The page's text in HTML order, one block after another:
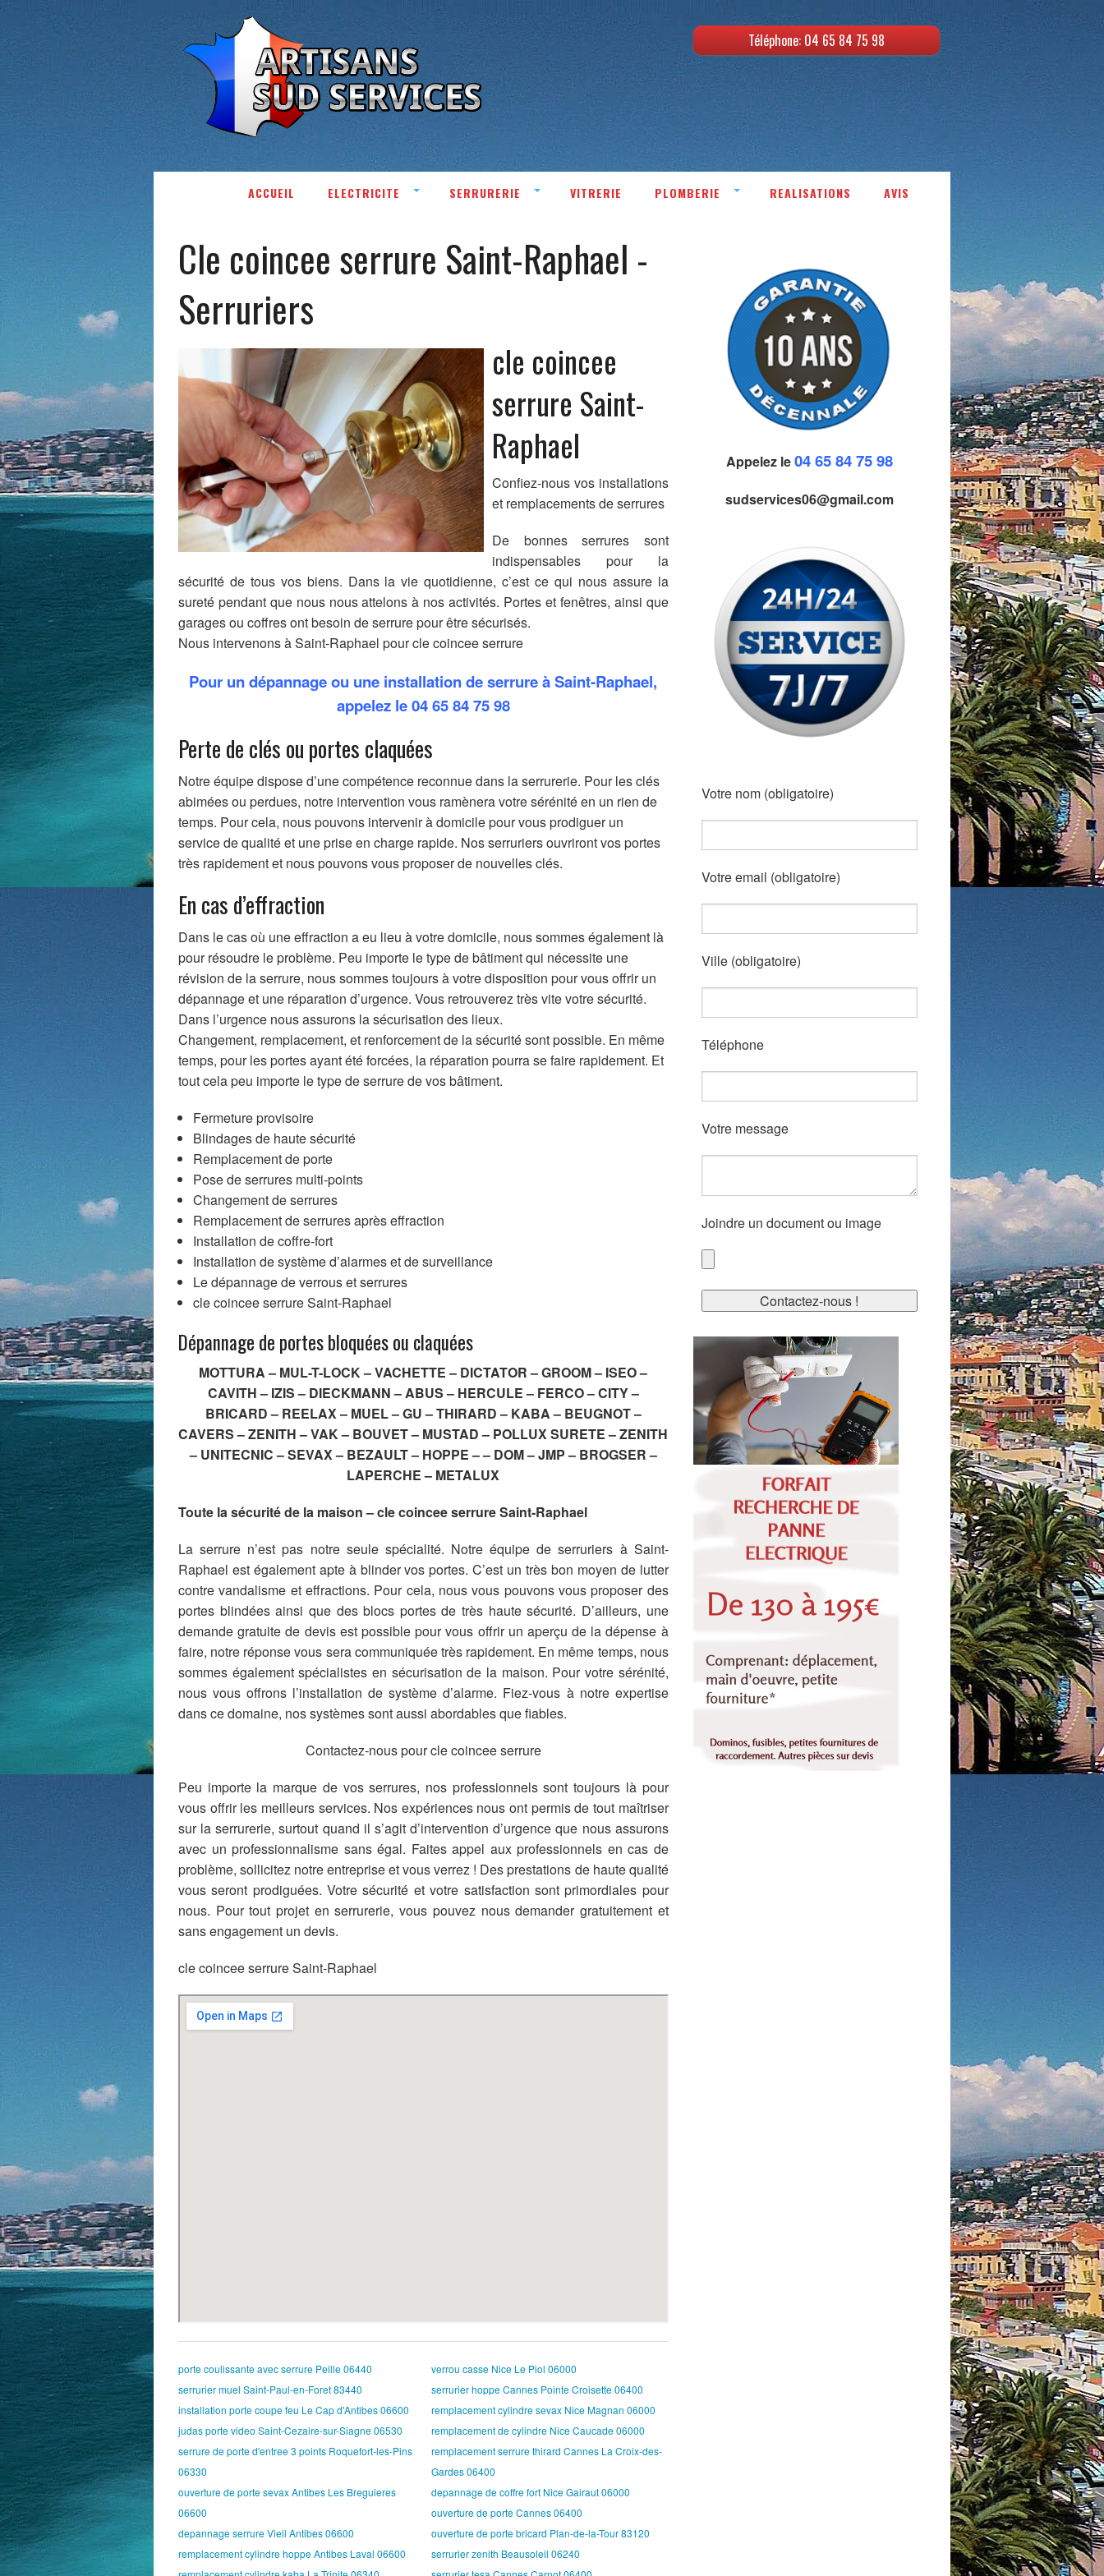
Téléphone: 04 65 84 75 98
ACCUEIL ELECTRICITE SERRURERIE VITRERIE PLOMBERIE REALISATIONS AVIS
Cle coincee serrure Saint-Raphael -
Serruriers
cle coincee
serrure Saint-
Raphael
Confiez-nous vos installations
et remplacements de serrures
De bonnes serrures sont
indispensables pour la
sécurité de tous vos biens. Dans la vie quotidienne, c’est ce qui nous assure la
sureté pendant que nous nous attelons à nos activités. Portes et fenêtres, ainsi que
garages ou coffres ont besoin de serrure pour être sécurisés.
Nous intervenons à Saint-Raphael pour cle coincee serrure
Pour un dépannage ou une installation de serrure à Saint-Raphael,
appelez le04 65 84 75 98
Perte de clés ou portes claquées
Notre équipe dispose d’une compétence reconnue dans la serrurerie. Pour les clés
abimées ou perdues, notre intervention vous ramènera votre sérénité en un rien de
temps. Pour cela, nous pouvons intervenir à domicile pour vous prodiguer un
service de qualité et une prise en charge rapide. Nos serruriers ouvriront vos portes
très rapidement et nous pouvons vous proposer de nouvelles clés.
En cas d’effraction
Dans le cas où une effraction a eu lieu à votre domicile, nous sommes également là
pour résoudre le problème. Peu importe le type de bâtiment qui nécessite une
révision de la serrure, nous sommes toujours à votre disposition pour vous offrir un
dépannage et une réparation d’urgence. Vous retrouverez très vite votre sécurité.
Dans l’urgence nous assurons la sécurisation des lieux.
Changement, remplacement, et renforcement de la sécurité sont possible. En même
temps, pour les portes ayant été forcées, la réparation pourra se faire rapidement. Et
tout cela peu importe le type de serrure de vos bâtiment.
Fermeture provisoire
Blindages de haute sécurité
Remplacement de porte
Pose de serrures multi-points
Changement de serrures
Remplacement de serrures après effraction
Installation de coffre-fort
Installation de système d’alarmes et de surveillance
Le dépannage de verrous et serrures
cle coincee serrure Saint-Raphael
Dépannage de portes bloquées ou claquées
MOTTURA – MUL-T-LOCK – VACHETTE – DICTATOR – GROOM – ISEO –
CAVITH – IZIS – DIECKMANN – ABUS – HERCULE – FERCO – CITY –
BRICARD – REELAX – MUEL – GU – THIRARD – KABA – BEUGNOT –
CAVERS – ZENITH – VAK – BOUVET – MUSTAD – POLLUX SURETE – ZENITH
– UNITECNIC – SEVAX – BEZAULT – HOPPE – – DOM – JMP – BROGSER –
LAPERCHE – METALUX
Toute la sécurité de la maison – cle coincee serrure Saint-Raphael
La serrure n’est pas notre seule spécialité. Notre équipe de serruriers à Saint-
Raphael est également apte à blinder vos portes. C’est un très bon moyen de lutter
contre vandalisme et effractions. Pour cela, nous vous pouvons vous proposer des
portes blindées ainsi que des blocs portes de très haute sécurité. D’ailleurs, une
demande gratuite de devis est possible pour vous offrir un aperçu de la dépense à
faire, notre réponse vous sera communiquée très rapidement. En même temps, nous
sommes également spécialistes en sécurisation de la maison. Pour votre sérénité,
nous vous offrons l’installation de système d’alarme. Fiez-vous à notre expertise
dans ce domaine, nos systèmes sont aussi abordables que fiables.
Contactez-nous pour cle coincee serrure
Peu importe la marque de vos serrures, nos professionnels sont toujours là pour
vous offrir les meilleurs services. Nos expériences nous ont permis de tout maîtriser
sur la serrurerie, surtout quand il s’agit d’intervention d’urgence que nous assurons
avec un professionnalisme sans égal. Faites appel aux professionnels en cas de
problème, sollicitez notre entreprise et vous verrez ! Des prestations de haute qualité
vous seront prodiguées. Votre sécurité et votre satisfaction sont primordiales pour
nous. Pour tout projet en serrurerie, vous pouvez nous demander gratuitement et
sans engagement un devis.
cle coincee serrure Saint-Raphael
porte coulissante avec serrure Peille 06440
serrurier muel Saint-Paul-en-Foret 83440
installation porte coupe feu Le Cap d'Antibes 06600
judas porte video Saint-Cezaire-sur-Siagne 06530
serrure de porte d'entree 3 points Roquefort-les-Pins
06330
ouverture de porte sevax Antibes Les Breguieres
06600
depannage serrure Vieil Antibes 06600
remplacement cylindre hoppe Antibes Laval 06600
verrou casse Nice Le Piol 06000
serrurier hoppe Cannes Pointe Croisette 06400
remplacement cylindre sevax Nice Magnan 06000
remplacement de cylindre Nice Caucade 06000
remplacement serrure thirard Cannes La Croix-des-
Gardes 06400
depannage de coffre fort Nice Gairaut 06000
ouverture de porte Cannes 06400
ouverture de porte bricard Plan-de-la-Tour 83120
serrurier zenith Beausoleil 06240
Appelez le04 65 84 75 98
sudservices06@gmail.com
Votre nom (obligatoire)
Votre email (obligatoire)
Ville (obligatoire)
Téléphone
Votre message
Joindre un document ou image